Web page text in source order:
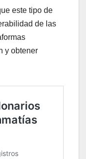
este tipo de
de las
y obtener